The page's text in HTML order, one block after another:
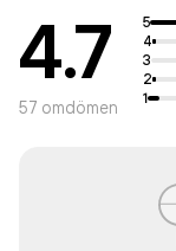
4.7
57 omdömen
5
4
3
2
1